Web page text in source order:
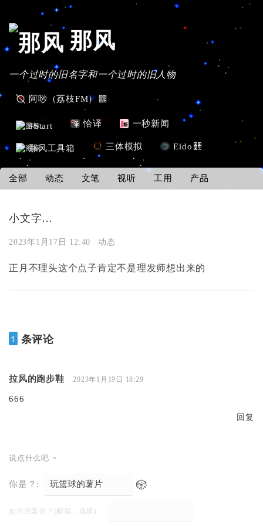
那风
一个过时的旧名字和一个过时的旧人物
阿唦（荔枝FM）
#Start 恰译 一秒新闻
那风工具箱 三体模拟 Eido
全部 动态 文笔 视听 工用 产品
小文字…
2023年1月17日 12:40 动态
正月不理头这个点子肯定不是理发师想出来的
1 条评论
拉风的跑步鞋 2023年1月19日 18:29
666
回复
说点什么吧 ~
你是？:
如何回复你？(邮箱，选填)：